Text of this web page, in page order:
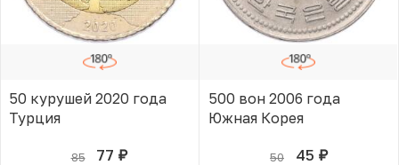
50 курушей 2020 года
Турция
85 77 руб.
В КОРЗИНЕ
500 вон 2006 года
Южная Корея
50 45 руб.
В КОРЗИНЕ